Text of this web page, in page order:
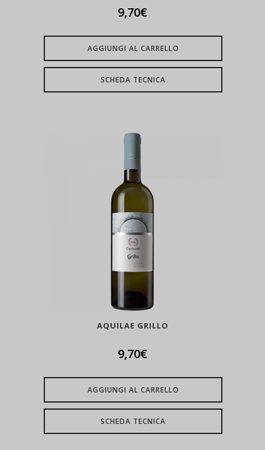
9,70€
AGGIUNGI AL CARRELLO
SCHEDA TECNICA
AQUILAE GRILLO
9,70€
AGGIUNGI AL CARRELLO
SCHEDA TECNICA